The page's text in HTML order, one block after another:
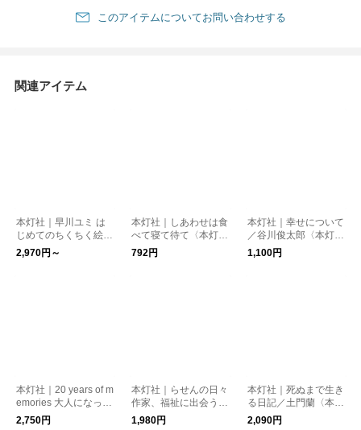
このアイテムについてお問い合わせする
関連アイテム
本灯社｜早川ユミ は
じめてのちくちく絵本
／早川ユミ〈本灯社の
本〉
2,970円～
本灯社｜しあわせは食
べて寝て待て〈本灯社
の本〉
792円
本灯社｜幸せについて
／谷川俊太郎〈本灯社
の本〉
1,100円
本灯社｜20 years of m
emories 大人になった
あなたへ／塩川いづみ
2,750円
本灯社｜らせんの日々
作家、福祉に出会う／
安達茉莉子〈本灯社の
1,980円
本灯社｜死ぬまで生き
る日記／土門蘭〈本灯
社の本〉
2,090円